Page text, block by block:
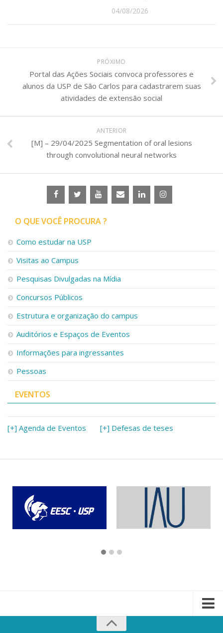
04/08/2026
PRÓXIMO
Portal das Ações Sociais convoca professores e
alunos da USP de São Carlos para cadastrarem suas
atividades de extensão social
ANTERIOR
[M] – 29/04/2025 Segmentation of oral lesions
through convolutional neural networks
O QUE VOCÊ PROCURA ?
Como estudar na USP
Visitas ao Campus
Pesquisas Divulgadas na Mídia
Concursos Públicos
Estrutura e organização do campus
Auditórios e Espaços de Eventos
Informações para ingressantes
Pessoas
EVENTOS
[+] Agenda de Eventos [+] Defesas de teses